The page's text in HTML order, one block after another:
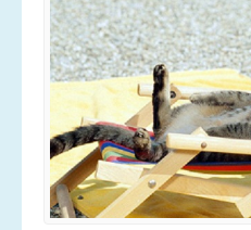
Старая галерея